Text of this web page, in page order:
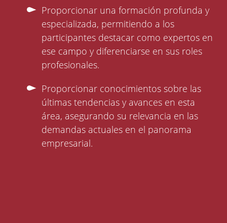
Proporcionar una formación profunda y
especializada, permitiendo a los
participantes destacar como expertos en
ese campo y diferenciarse en sus roles
profesionales.
Proporcionar conocimientos sobre las
últimas tendencias y avances en esta
área, asegurando su relevancia en las
demandas actuales en el panorama
empresarial.